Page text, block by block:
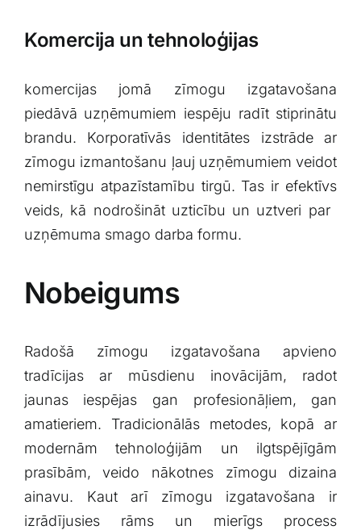
Komercija un tehnoloģijas
komercijas ⁣jomā zīmogu⁢ izgatavošana
piedāvā uzņēmumiem‍ iespēju radīt⁣ stiprinātu
brandu. Korporatīvās identitātes ⁣izstrāde ar
zīmogu izmantošanu ⁢ļauj uzņēmumiem veidot
nemirstīgu atpazīstamību tirgū. Tas ir ⁢efektīvs
veids,⁤ kā nodrošināt uzticību un uztveri par ​
uzņēmuma smago darba formu.
Nobeigums
Radošā zīmogu izgatavošana apvieno
tradīcijas ar mūsdienu inovācijām,⁣ radot
jaunas⁢ iespējas gan profesionāļiem, gan‍
amatieriem. Tradicionālās metodes, kopā‍ ar
modernām tehnoloģijām‌ un ilgtspējīgām‍
prasībām, ‌veido nākotnes zīmogu dizaina​
ainavu. Kaut arī zīmogu ‌izgatavošana ir
izrādījusies rāms un mierīgs process⁣